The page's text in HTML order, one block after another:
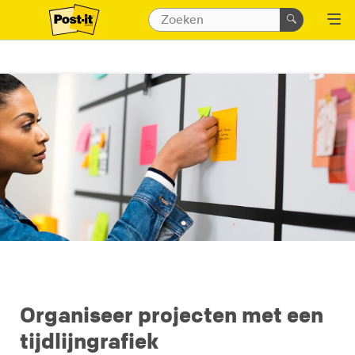
Organiseer projecten met een
tijdlijngrafiek